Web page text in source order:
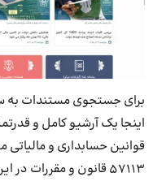
برای جستجوی مستندات به
اینجا یک آرشیو کامل و
57113 قانون و مقررات در این سایت آرشیو شده است.